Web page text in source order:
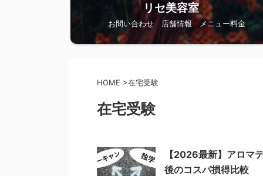
リセ美容室
お問い合わせ 店舗情報 メニュー料金
HOME >在宅受験
在宅受験
【2026最新】アロマ
後のコスパ損得比較